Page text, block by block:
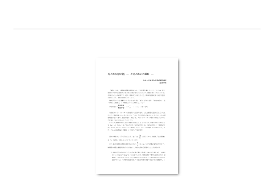
で，既習の言葉 の式を生かし，式に表しや
で，比例のグラフの学習に活用できるよう